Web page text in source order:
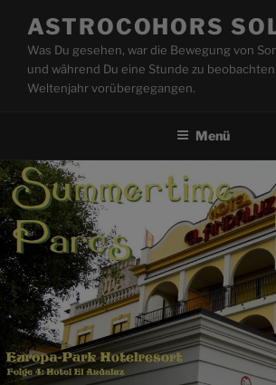
Inhalt
springen
ASTROCOHORS
Was Du gesehen, war die Bewegung von
und während Du eine Stunde zu
Weltenjahr vorübergegangen.
Menü